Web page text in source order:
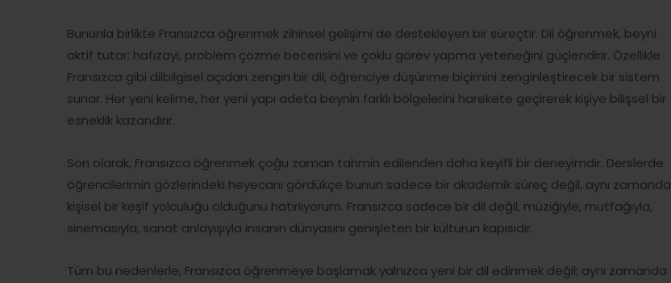
Bununla birlikte Fransızca öğrenmek zihinsel gelişimi de destekleyen bir süreçtir. Dil öğrenmek, beyni
aktif tutar; hafızayı, problem çözme becerisini ve çoklu görev yapma yeteneğini güçlendirir. Özellikle
Fransızca gibi dilbilgisel açıdan zengin bir dil, öğrenciye düşünme biçimini zenginleştirecek bir sistem
sunar. Her yeni kelime, her yeni yapı adeta beynin farklı bölgelerini harekete geçirerek kişiye bilişsel bir
esneklik kazandırır.
Son olarak, Fransızca öğrenmek çoğu zaman tahmin edilenden daha keyifli bir deneyimdir. Derslerde
öğrencilerimin gözlerindeki heyecanı gördükçe bunun sadece bir akademik süreç değil, aynı zamanda
kişisel bir keşif yolculuğu olduğunu hatırlıyorum. Fransızca sadece bir dil değil; müziğiyle, mutfağıyla,
sinemasıyla, sanat anlayışıyla insanın dünyasını genişleten bir kültürün kapısıdır.
Tüm bu nedenlerle, Fransızca öğrenmeye başlamak yalnızca yeni bir dil edinmek değil; aynı zamanda